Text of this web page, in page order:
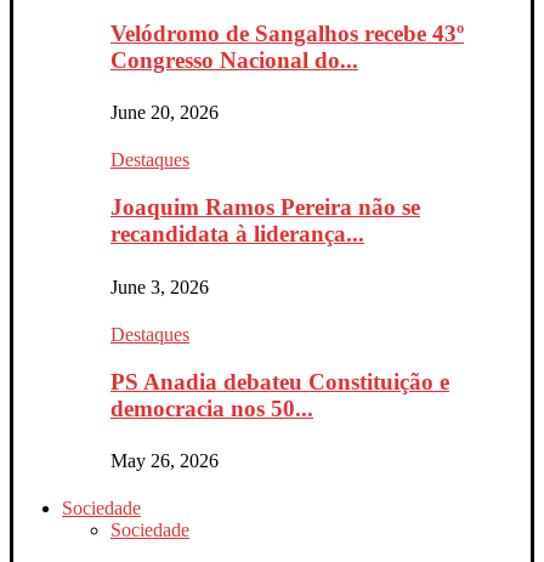
Velódromo de Sangalhos recebe 43º
Congresso Nacional do...
June 20, 2026
Destaques
Joaquim Ramos Pereira não se
recandidata à liderança...
June 3, 2026
Destaques
PS Anadia debateu Constituição e
democracia nos 50...
May 26, 2026
Sociedade
Sociedade